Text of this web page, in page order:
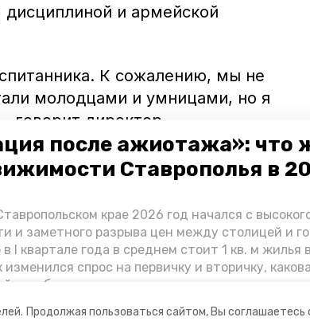
Продолжая пользоваться сайтом, Вы соглашаетесь
после ажиотажа»: что
Ставрополья в
крае 2026 год начался с
и заметного разрыва цен между столицей и
I квартале года в среднем стоит 1 кв. м жилья
изменился спрос на первичку и вторичку, какова
собственного жилья в этом году и какие
и армейской
К сожалению, мы не
молодцами и умницами, но я
говорит директор.
выпускников возвращаются в
стараются социализироваться:
Три человека обзавелись
спецшколычитайтев